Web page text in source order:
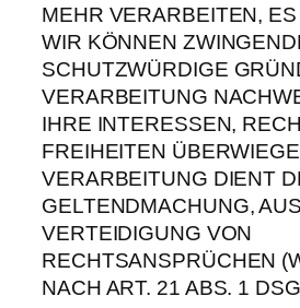
MEHR VERARBEITEN,
WIR KÖNNEN
SCHUTZWÜRDIGE
VERARBEITUNG
IHRE INTERESSEN,
FREIHEITEN
VERARBEITUNG DIENT
GELTENDMACHUNG,
VERTEIDIGUNG VON
RECHTSANSPRÜCHEN
NACH ART. 21 ABS. 1